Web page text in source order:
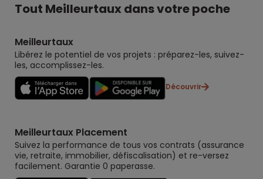
Tout Meilleurtaux dans votre poche
Meilleurtaux
Libérez le potentiel de vos projets : préparez-les, suivez-
les, accomplissez-les.
Découvrir
Meilleurtaux Placement
Suivez la performance de tous vos contrats (assurance
vie, retraite, immobilier, défiscalisation) et re-versez
facilement. Garantie 0 paperasse.